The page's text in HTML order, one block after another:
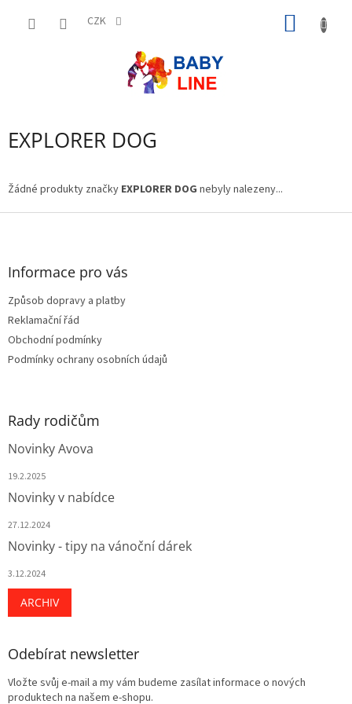
CZK
EXPLORER DOG
Žádné produkty značky EXPLORER DOG nebyly nalezeny...
Z
Informace pro vás
Způsob dopravy a platby
Reklamační řád
Obchodní podmínky
Podmínky ochrany osobních údajů
Rady rodičům
Novinky Avova
19.2.2025
Novinky v nabídce
27.12.2024
Novinky - tipy na vánoční dárek
3.12.2024
ARCHIV
Odebírat newsletter
Vložte svůj e-mail a my vám budeme zasílat informace o nových
produktech na našem e-shopu.